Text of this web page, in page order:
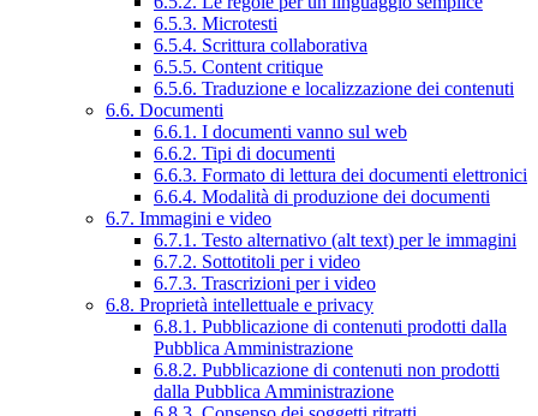
6.5.3. Microtesti
6.5.4. Scrittura collaborativa
6.5.5. Content critique
6.5.6. Traduzione e localizzazione dei contenuti
6.6. Documenti
6.6.1. I documenti vanno sul web
6.6.2. Tipi di documenti
6.6.3. Formato di lettura dei documenti elettronici
6.6.4. Modalità di produzione dei documenti
6.7. Immagini e video
6.7.1. Testo alternativo (alt text) per le immagini
6.7.2. Sottotitoli per i video
6.7.3. Trascrizioni per i video
6.8. Proprietà intellettuale e privacy
6.8.1. Pubblicazione di contenuti prodotti dalla
Pubblica Amministrazione
6.8.2. Pubblicazione di contenuti non prodotti
dalla Pubblica Amministrazione